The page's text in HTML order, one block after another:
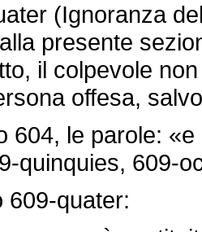
(Ignoranza
presente
il colpevole
offesa,
le parole: «e
quinquies, 609-
quater: